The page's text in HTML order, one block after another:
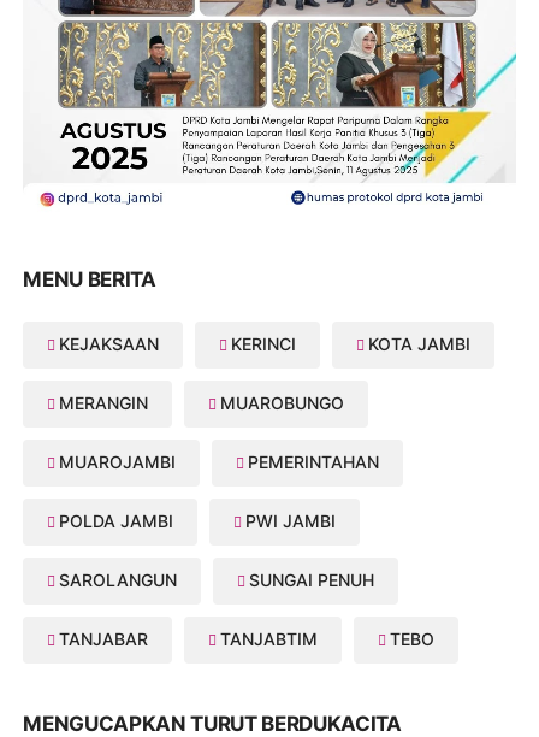
MENU BERITA
KEJAKSAAN KERINCI KOTA JAMBI
MERANGIN MUAROBUNGO
MUAROJAMBI PEMERINTAHAN
POLDA JAMBI PWI JAMBI
SAROLANGUN SUNGAI PENUH
TANJABAR TANJABTIM TEBO
MENGUCAPKAN TURUT BERDUKACITA